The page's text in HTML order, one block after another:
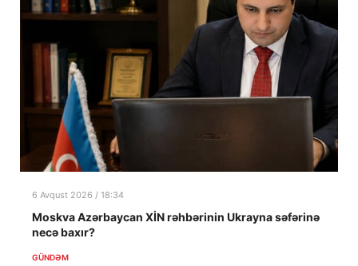
6 Avqust 2026 / 18:34
Moskva Azərbaycan XİN rəhbərinin Ukrayna səfərinə
necə baxır?
GÜNDƏM